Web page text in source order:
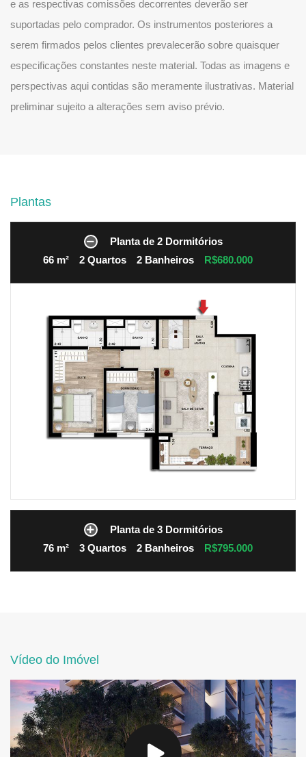
e as respectivas comissões decorrentes deverão ser
suportadas pelo comprador. Os instrumentos posteriores a
serem firmados pelos clientes prevalecerão sobre quaisquer
especificações constantes neste material. Todas as imagens e
perspectivas aqui contidas são meramente ilustrativas. Material
preliminar sujeito a alterações sem aviso prévio.
Plantas
Planta de 2 Dormitórios
66 m²
2 Quartos 2 Banheiros R$680.000
Planta de 3 Dormitórios
76 m²
3 Quartos 2 Banheiros R$795.000
Vídeo do Imóvel